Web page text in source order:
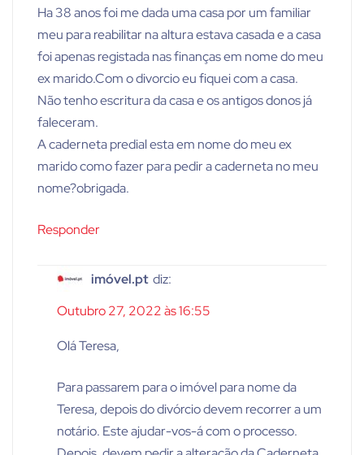
Ha 38 anos foi me dada uma casa por um familiar
meu para reabilitar na altura estava casada e a casa
foi apenas registada nas finanças em nome do meu
ex marido.Com o divorcio eu fiquei com a casa.
Não tenho escritura da casa e os antigos donos já
faleceram.
A caderneta predial esta em nome do meu ex
marido como fazer para pedir a caderneta no meu
nome?obrigada.
Responder
imóvel.pt diz:
Outubro 27, 2022 às 16:55
Olá Teresa,
Para passarem para o imóvel para nome da
Teresa, depois do divórcio devem recorrer a um
notário. Este ajudar-vos-á com o processo.